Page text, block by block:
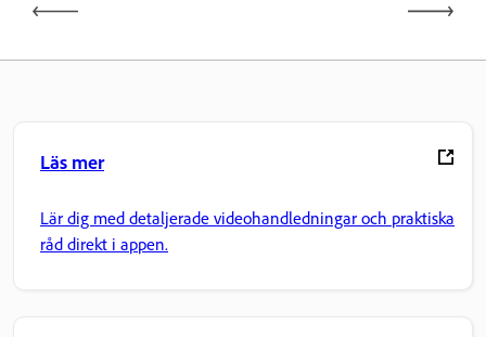
Läs mer
Lär dig med detaljerade videohandledningar och praktiska
råd direkt i appen.